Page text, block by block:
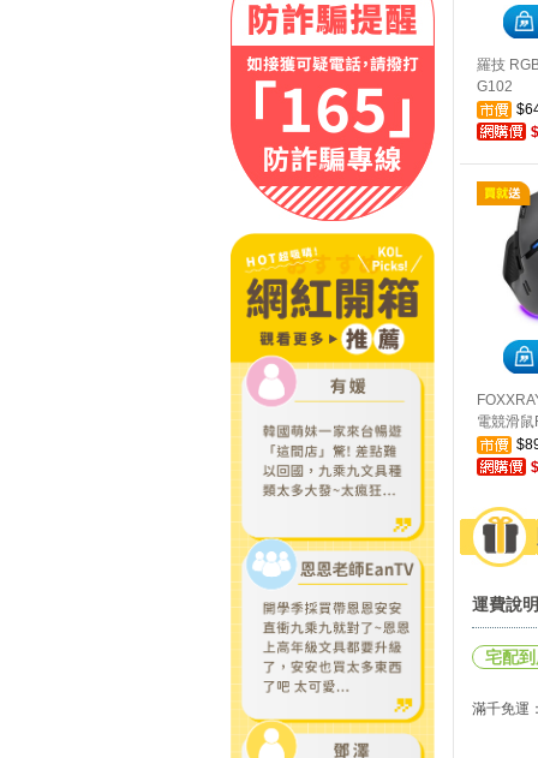
羅技
G102
$
電競滑
$
運費說明
宅配
滿千免運